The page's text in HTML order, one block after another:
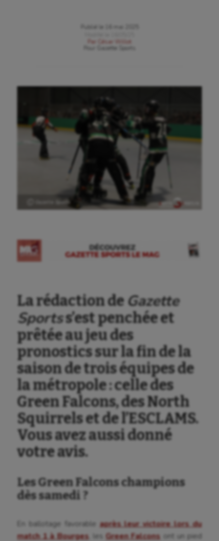
Publié le
16 mai 2025
Par
César Willot
Gazette Sports
La rédaction deGazette
Sportss’est penchée et
prêtée au jeu des
pronostics sur la fin de la
saison de trois équipes de
la métropole : celle des
Green Falcons, des North
Squirrels et de l’ESCLAMS.
Vous avez aussi donné
votre avis.
Les Green Falcons champions
dès samedi ?
En ballotage favorable après leur victoire lors du
match 1 à Bourges, lesGreen Falcons ont un pied